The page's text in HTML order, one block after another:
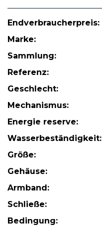
Endverbraucherpreis:
Marke:
Sammlung:
Referenz:
Geschlecht:
Mechanismus:
Energie reserve:
Wasserbeständigkeit:
Größe:
Gehäuse:
Armband:
Schließe:
Bedingung: